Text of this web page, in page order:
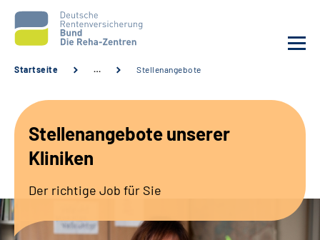
Unsere Kliniken
Startseite … Stellenangebote
Stellenangebote unserer
Kliniken
Der richtige Job für Sie